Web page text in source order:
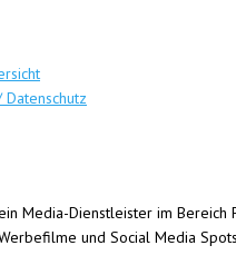
Media-Dienstleister im
und Social Media